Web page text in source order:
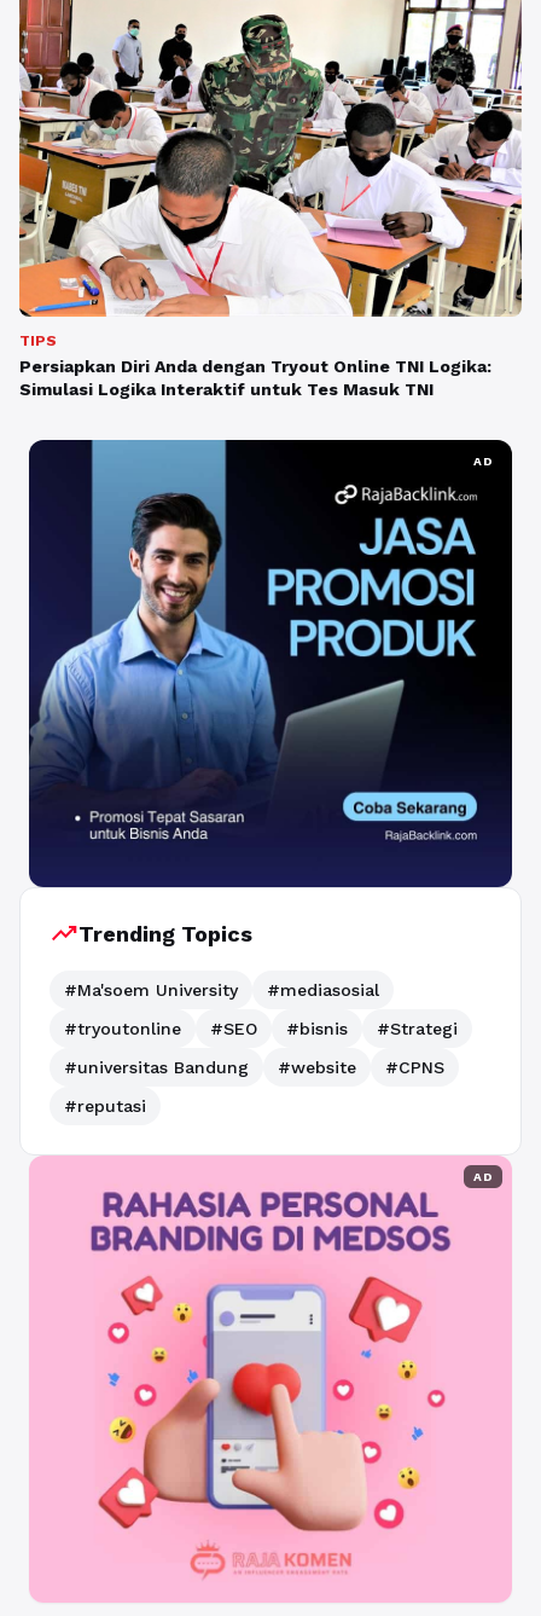
TIPS
Persiapkan Diri Anda dengan Tryout Online TNI Logika:
Simulasi Logika Interaktif untuk Tes Masuk TNI
AD
trending_upTrending Topics
#Ma'soem University
#mediasosial
#tryoutonline
#SEO #bisnis
#Strategi
#universitas Bandung
#website
#CPNS
#reputasi
AD